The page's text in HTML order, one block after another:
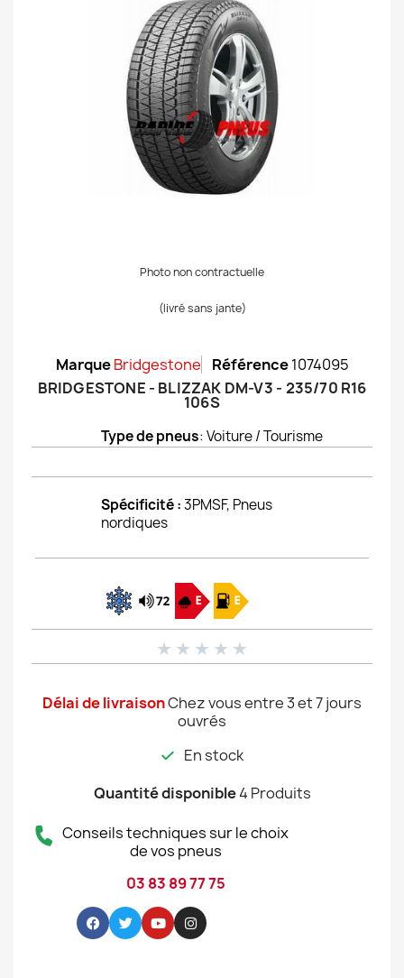
Photo non contractuelle
(livré sans jante)
Marque Bridgestone Référence 1074095
BRIDGESTONE - BLIZZAK DM-V3 - 235/70 R16
106S
Type de pneus: Voiture / Tourisme
Spécificité :3PMSF, Pneus
nordiques
★ ★ ★ ★ ★
Délai de livraisonChez vous entre 3 et 7 jours
ouvrés
En stock
Quantité disponible4 Produits
Conseils techniques sur le choix
de vos pneus
03 83 89 77 75